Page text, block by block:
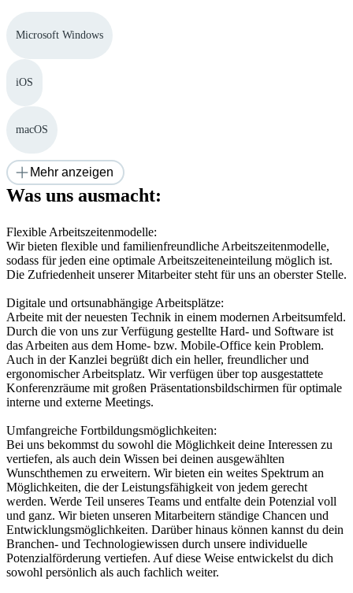
Microsoft Windows
iOS
macOS
Mehr anzeigen
Was uns ausmacht:
Flexible Arbeitszeitenmodelle:
Wir bieten flexible und familienfreundliche Arbeitszeitenmodelle,
sodass für jeden eine optimale Arbeitszeiteneinteilung möglich ist.
Die Zufriedenheit unserer Mitarbeiter steht für uns an oberster Stelle.
Digitale und ortsunabhängige Arbeitsplätze:
Arbeite mit der neuesten Technik in einem modernen Arbeitsumfeld.
Durch die von uns zur Verfügung gestellte Hard- und Software ist
das Arbeiten aus dem Home- bzw. Mobile-Office kein Problem.
Auch in der Kanzlei begrüßt dich ein heller, freundlicher und
ergonomischer Arbeitsplatz. Wir verfügen über top ausgestattete
Konferenzräume mit großen Präsentationsbildschirmen für optimale
interne und externe Meetings.
Umfangreiche Fortbildungsmöglichkeiten:
Bei uns bekommst du sowohl die Möglichkeit deine Interessen zu
vertiefen, als auch dein Wissen bei deinen ausgewählten
Wunschthemen zu erweitern. Wir bieten ein weites Spektrum an
Möglichkeiten, die der Leistungsfähigkeit von jedem gerecht
werden. Werde Teil unseres Teams und entfalte dein Potenzial voll
und ganz. Wir bieten unseren Mitarbeitern ständige Chancen und
Entwicklungsmöglichkeiten. Darüber hinaus können kannst du dein
Branchen- und Technologiewissen durch unsere individuelle
Potenzialförderung vertiefen. Auf diese Weise entwickelst du dich
sowohl persönlich als auch fachlich weiter.